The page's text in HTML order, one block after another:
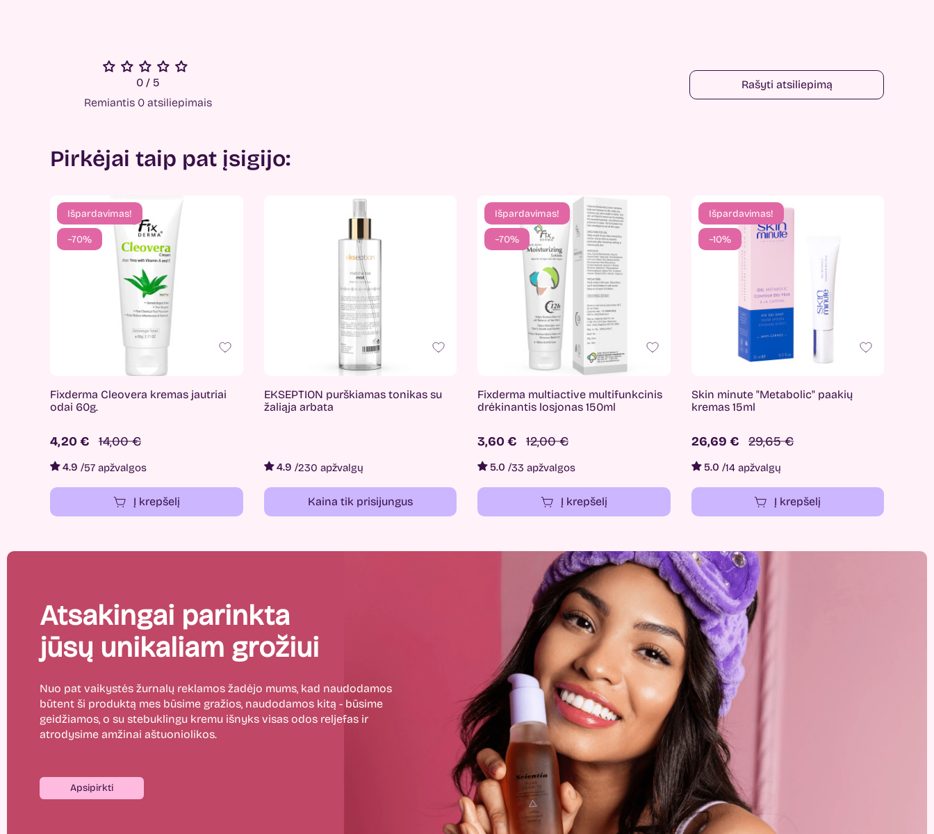
0 / 5
Remiantis 0 atsiliepimais
Rašyti atsiliepimą
Pirkėjai taip pat įsigijo:
Išpardavimas!
−70%
Fixderma Cleovera kremas jautriai
odai 60g.
4,20 € 14,00 €
4.9 /57 apžvalgos
Į krepšelį
EKSEPTION purškiamas tonikas su
žaliąja arbata
4.9 /230 apžvalgų
Kaina tik prisijungus
Išpardavimas!
−70%
Fixderma multiactive multifunkcinis
drėkinantis losjonas 150ml
3,60 € 12,00 €
5.0 /33 apžvalgos
Į krepšelį
Išpardavimas!
−10%
Skin minute "Metabolic" paakių
kremas 15ml
26,69 € 29,65 €
5.0 /14 apžvalgų
Į krepšelį
Atsakingai parinkta
jūsų unikaliam grožiui
Nuo pat vaikystės žurnalų reklamos žadėjo mums, kad naudodamos
būtent ši produktą mes būsime gražios, naudodamos kitą - būsime
geidžiamos, o su stebuklingu kremu išnyks visas odos reljefas ir
atrodysime amžinai aštuoniolikos.
Apsipirkti